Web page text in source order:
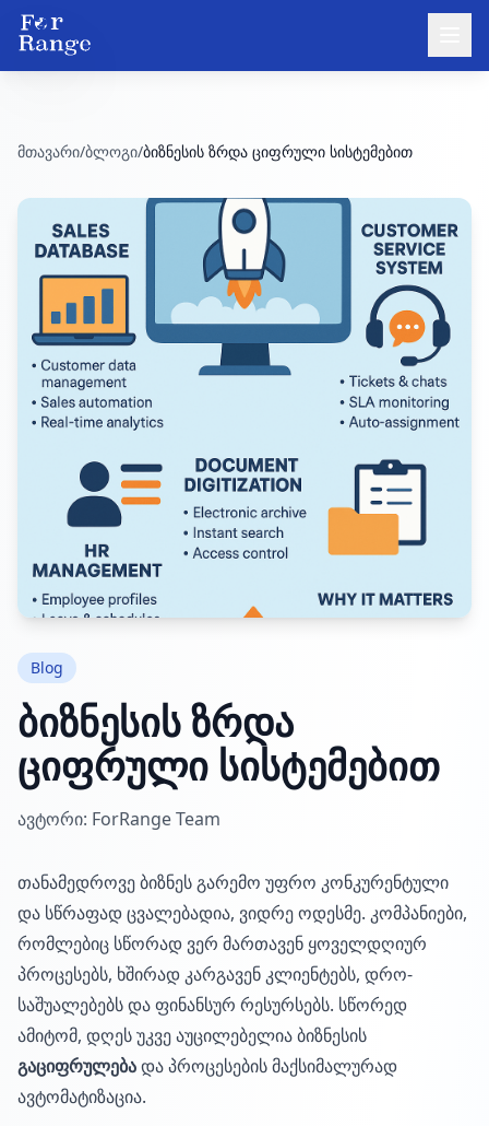
მთავარი/ბლოგი/ბიზნესის ზრდა ციფრული სისტემებით
Blog
ბიზნესის ზრდა
ციფრული სისტემებით
ავტორი: ForRange Team
თანამედროვე ბიზნეს გარემო უფრო კონკურენტული
და სწრაფად ცვალებადია, ვიდრე ოდესმე. კომპანიები,
რომლებიც სწორად ვერ მართავენ ყოველდღიურ
პროცესებს, ხშირად კარგავენ კლიენტებს, დრო-
საშუალებებს და ფინანსურ რესურსებს. სწორედ
ამიტომ, დღეს უკვე აუცილებელია ბიზნესის
გაციფრულებადა პროცესების მაქსიმალურად
ავტომატიზაცია.